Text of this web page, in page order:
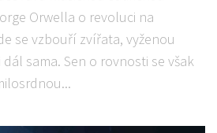
Orwella o revoluci na
se vzbouří zvířata, vyženou
sama. Sen o rovnosti se však